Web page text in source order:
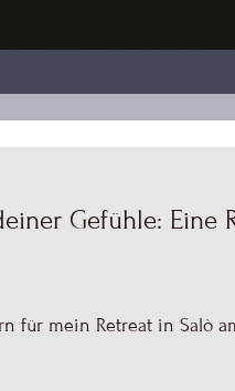
Gefühle: Eine
für mein Retreat in Salò